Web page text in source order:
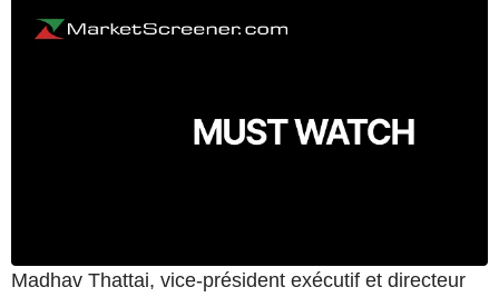
Madhav Thattai, vice-président exécutif et directeur